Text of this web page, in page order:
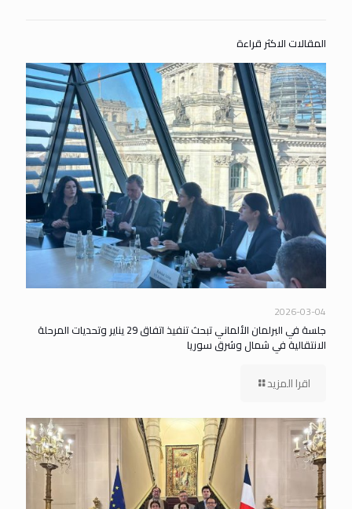
المقالات الاكثر قراءة
2026-03-04
جلسة في البرلمان الألماني تبحث تنفيذ اتفاق 29 يناير وتحديات المرحلة
الانتقالية في شمال وشرق سوريا
اقرا المزيد